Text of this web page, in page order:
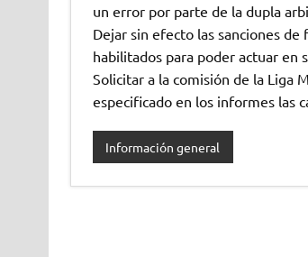
un error por parte de la dupla
Dejar sin efecto las sanciones de
habilitados para poder actuar en
Solicitar a la comisión de la Liga
especificado en los informes las
Información general